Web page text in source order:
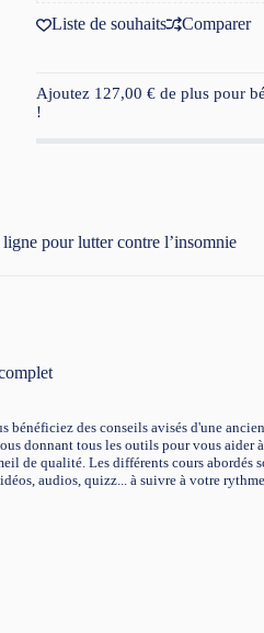
Liste de souhaits Comparer
Ajoutez 127,00 €de plus pour
!
pour lutter contre l’insomnie
bénéficiez des conseils avisés d'une
donnant tous les outils pour vous aider à
de qualité. Les différents cours abordés
audios, quizz... à suivre à votre rythme.